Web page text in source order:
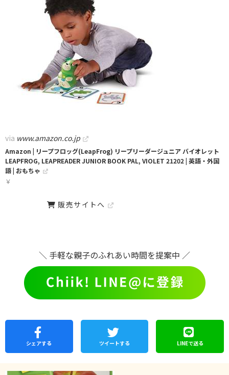
via www.amazon.co.jp
Amazon | リープフロッグ(LeapFrog) リープリーダージュニア バイオレット
LEAPFROG, LEAPREADER JUNIOR BOOK PAL, VIOLET 21202 | 英語・外国
語 | おもちゃ
￥
販売サイトへ
＼ 手軽な親子のふれあい時間を提案中 ／
シェアする ツイートする LINEで送る